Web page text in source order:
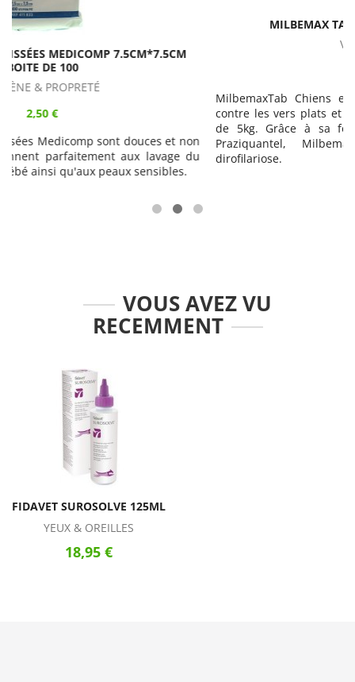
MILBEMAX TAB CHIENS 2 COMPRIMÉS
MilbemaxTab Chiens est un vermifuge à large spectre
contre les vers plats et les vers ronds des chiens de plus
de 5kg. Grâce à sa formule associant Milbémycine et
Praziquantel, MilbemaxTab prévient aussi de la
dirofilariose.
VOUS AVEZ VU
RECEMMENT
FIDAVET SUROSOLVE 125ML
YEUX & OREILLES
18,95 €